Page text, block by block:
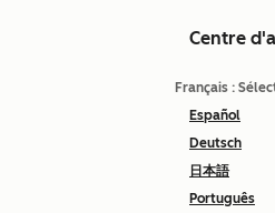
Centre
Français :
Español
Deutsch
日本語
Português